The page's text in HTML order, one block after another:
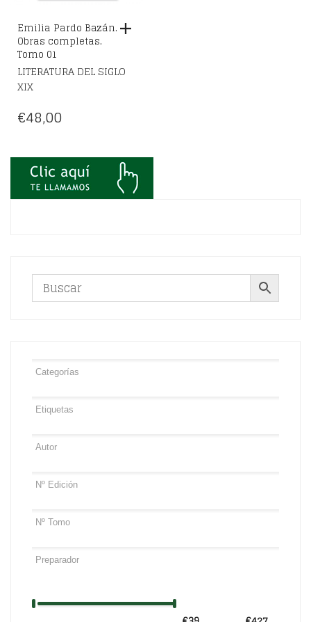
Emilia Pardo Bazán.
Obras completas.
Tomo 01
LITERATURA DEL SIGLO
XIX
€48,00